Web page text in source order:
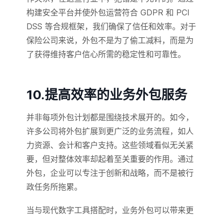
构建安全平台并使外包运营符合 GDPR 和 PCI
DSS 等合规框架，我们确保了信任和效率。对于
保险公司来说，外包不是为了偷工减料，而是为
了获得维持客户信心所需的稳定性和可靠性。
10.提高效率的业务外包服务
并非每项外包计划都是围绕技术展开的。如今，
许多公司将外包扩展到更广泛的业务流程，如人
力资源、会计和客户支持。这些领域看似无关紧
要，但对整体效率却起着至关重要的作用。通过
外包，企业可以专注于创新和战略，而不是被行
政任务所拖累。
当与现代数字工具搭配时，业务外包可以带来更